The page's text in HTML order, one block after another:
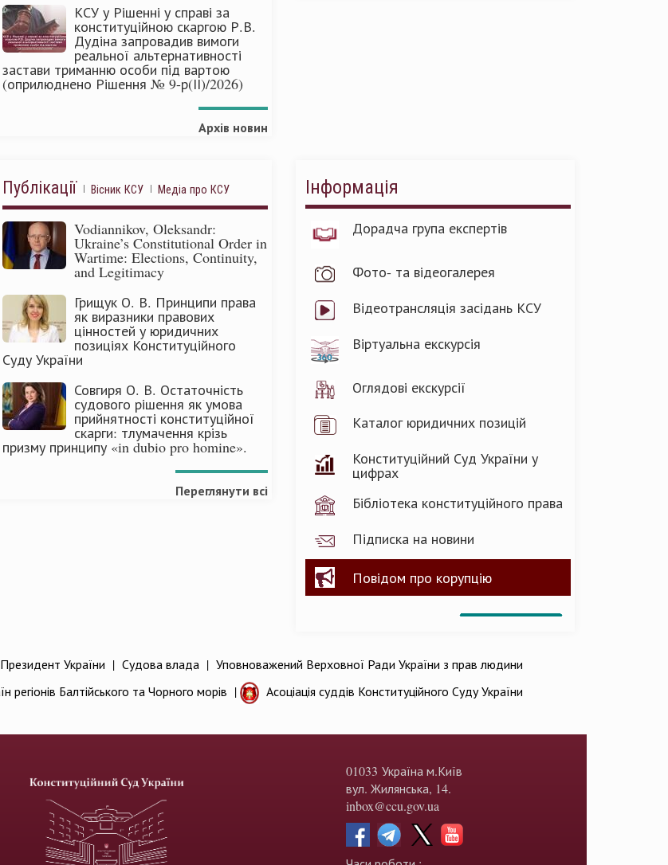
КСУ у Рішенні у справі за
конституційною скаргою Р.В.
Дудіна запровадив вимоги
реальної альтернативності
застави триманню особи під вартою
(оприлюднено Рішення № 9-р(ІІ)/2026)
Архів новин
Публікації Вісник КСУ Медіа про КСУ
Vodiannikov, Oleksandr:
Ukraine’s Constitutional Order in
Wartime: Elections, Continuity,
and Legitimacy
Грищук О. В. Принципи права
як виразники правових
цінностей у юридичних
позиціях Конституційного
Суду України
Совгиря О. В. Остаточність
судового рішення як умова
прийнятності конституційної
скарги: тлумачення крізь
призму принципу «in dubio pro homine».
Переглянути всі
Інформація
Дорадча група експертів
Фото- та відеогалерея
Відеотрансляція засідань КСУ
Віртуальна екскурсія
Оглядові екскурсії
Каталог юридичних позицій
Конституційний Суд України у
цифрах
Бібліотека конституційного права
Підписка на новини
Повідом про корупцію
Президент України | Судова влада | Уповноважений Верховної Ради України з прав людини
регіонів Балтійського та Чорного морів | Асоціація суддів Конституційного Суду України
01033 Україна м.Київ
вул. Жилянська, 14.
inbox@ccu.gov.ua